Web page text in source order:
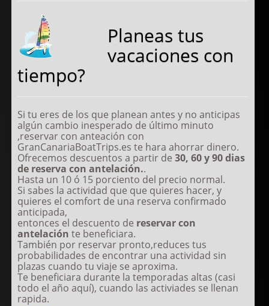
Planeas tus
vacaciones con
tiempo?
Si tu eres de los que planean antes y no anticipas
algún cambio inesperado de último minuto
,reservar con anteación con
GranCanariaBoatTrips.es te hara ahorrar dinero.
Ofrecemos descuentos a partir de30, 60 y 90 dias
de reserva con antelación..
Hasta un 10 ó 15 porciento del precio normal.
Si sabes la actividad que que quieres hacer, y
quieres el comfort de una reserva confirmado
anticipada,
entonces el descuento de reservar con
antelación te beneficiara.
También por reservar pronto,reduces tus
probabilidades de encontrar una actividad sin
plazas cuando tu viaje se aproxima.
Te beneficiara durante la temporadas altas (casi
todo el año aquí), cuando las activiades se llenan
rapida.